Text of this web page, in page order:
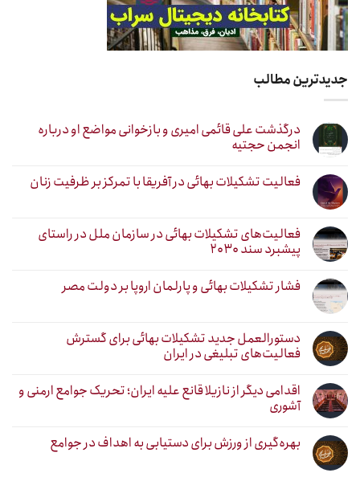
جدیدترین مطالب
درگذشت علی قائمی امیری و بازخوانی مواضع او درباره
انجمن حجتیه
فعالیت تشکیلات بهائی در آفریقا با تمرکز بر ظرفیت زنان
فعالیت‌های تشکیلات بهائی در سازمان ملل در راستای
پیشبرد سند ۲۰۳۰
فشار تشکیلات بهائی و پارلمان اروپا بر دولت مصر
دستورالعمل جدید تشکیلات بهائی برای گسترش
فعالیت‌های تبلیغی در ایران
اقدامی دیگر از نازیلا قانع علیه ایران؛ تحریک جوامع ارمنی و
آشوری
بهره‌گیری از ورزش برای دستیابی به اهداف در جوامع